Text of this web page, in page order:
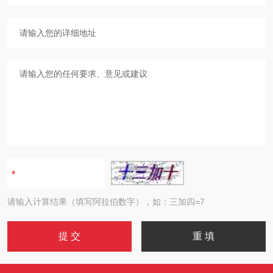
请输入计算结果（填写阿拉伯数字），如：三加四=7